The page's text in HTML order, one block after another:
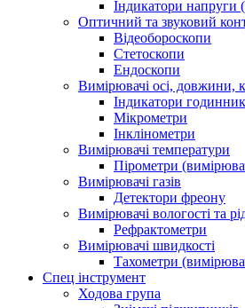
Індикатори напруги
Оптичний та звуковий
Відеобороскопи
Стетоскопи
Ендоскопи
Вимірювачі осі, довжини,
Індикатори
Мікрометри
Інклінометри
Вимірювачі температури
Пірометри
Вимірювачі газів
Детектори фреону
Вимірювачі вологості та
Рефрактометри
Вимірювачі швидкості
Тахометри
Спец інструмент
Ходова група